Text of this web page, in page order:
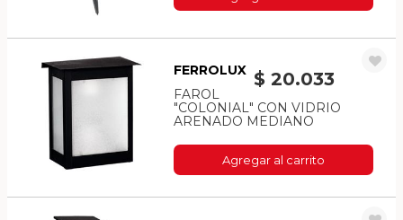
$ 20.033
FERROLUX
FAROL
"COLONIAL" CON VIDRIO
ARENADO MEDIANO
Agregar al carrito